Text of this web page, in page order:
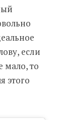
если
мало, то
этого